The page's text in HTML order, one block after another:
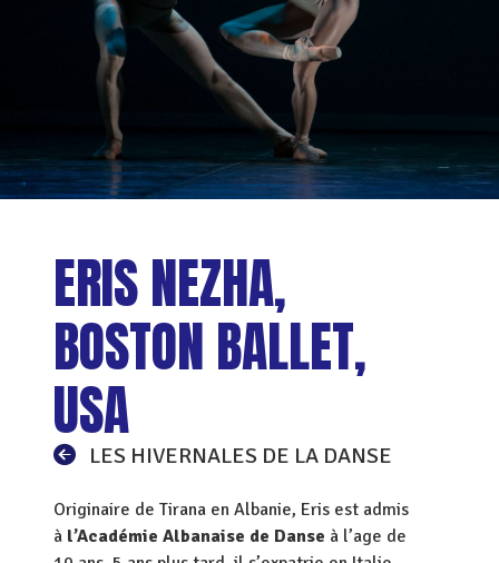
ERIS NEZHA,
BOSTON BALLET,
USA
LES HIVERNALES DE LA DANSE
Originaire de Tirana en Albanie, Eris est admis
à l’Académie Albanaise de Danse à l’age de